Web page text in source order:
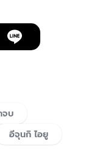
จบ
อีจุนกิ ไอยู